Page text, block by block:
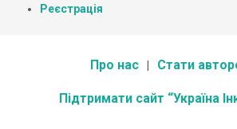
Реєстрація
Про нас Стати
Підтримати сайт “Україна